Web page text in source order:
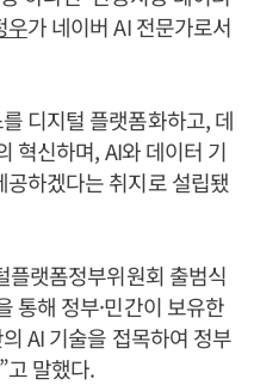
우가 네이버 AI 전문가로서
디지털 플랫폼화하고, 데
혁신하며, AI와 데이터 기
하겠다는 취지로 설립됐
랫폼정부위원회 출범식
통해 정부·민간이 보유한
AI 기술을 접목하여 정부
고 말했다.